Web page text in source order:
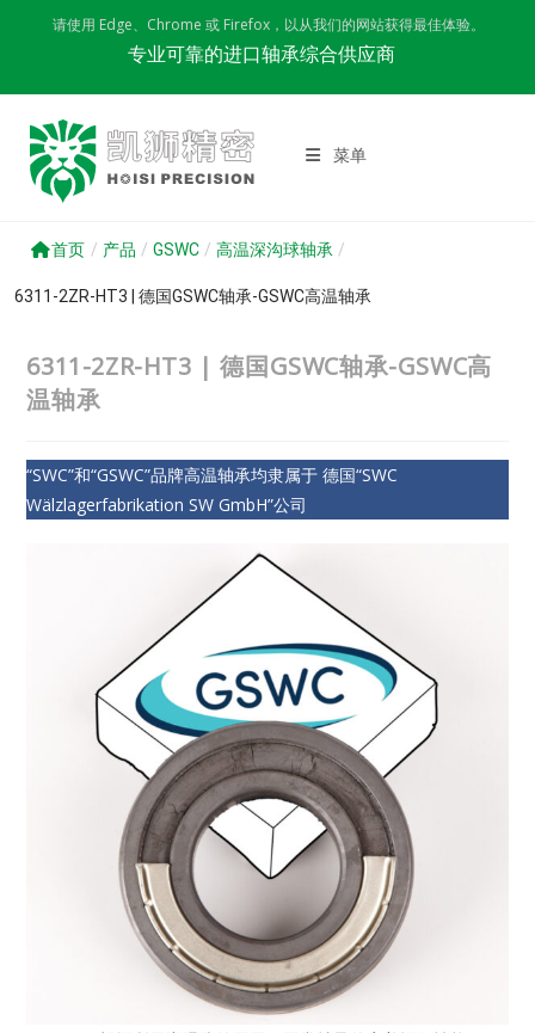
请使用 Edge、Chrome 或 Firefox，以从我们的网站获得最佳体验。
专业可靠的进口轴承综合供应商
菜单
首页 / 产品 / GSWC / 高温深沟球轴承 /
6311-2ZR-HT3 | 德国GSWC轴承-GSWC高温轴承
6311-2ZR-HT3 | 德国GSWC轴承-GSWC高
温轴承
“SWC”和“GSWC”品牌高温轴承均隶属于 德国“SWC
Wälzlagerfabrikation SW GmbH”公司